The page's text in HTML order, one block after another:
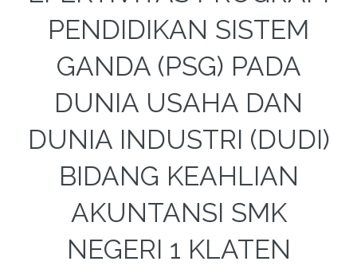
PENDIDIKAN SISTEM
GANDA (PSG) PADA
DUNIA USAHA DAN
DUNIA INDUSTRI (DUDI)
BIDANG KEAHLIAN
AKUNTANSI SMK
NEGERI 1 KLATEN